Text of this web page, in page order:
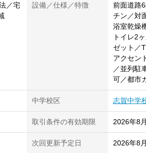
／宅
設備／仕様／特徴
前面道路
チン／対
浴室乾燥
トイレ2
ゼット／
アクセン
／並列駐
可／都市
中学校区 志賀中学
取引条件の有効期限 2026年8
次回更新予定日 2026年8